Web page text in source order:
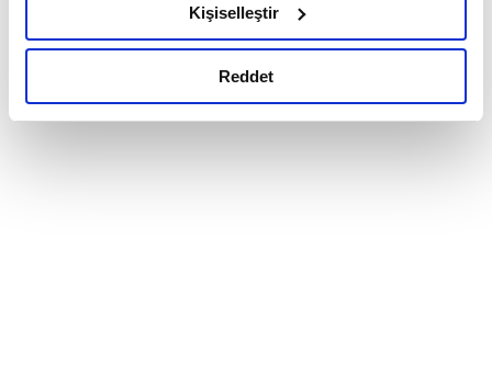
Ayarlar butonuna tıklayabilir,Çerez Bilgilendirme
Metnimizi ziyaret edebilirsiniz.
okumak ve sitemizi ziyaretiniz kapsamında
Kişiselleştir
Reddet